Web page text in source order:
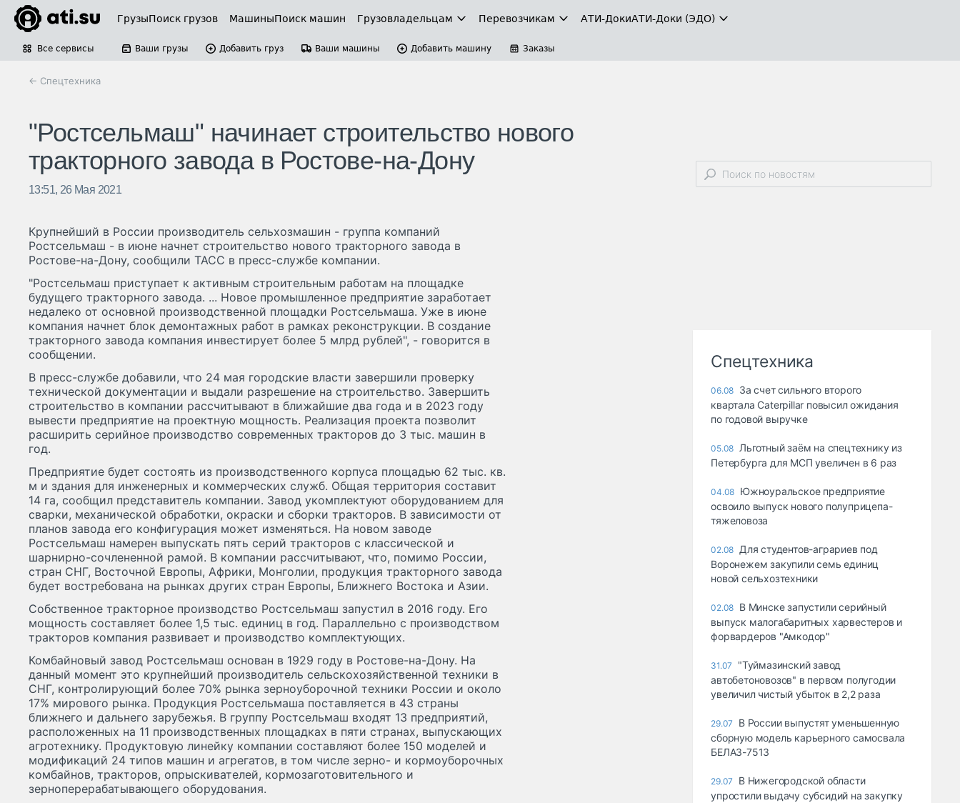
ГрузыПоиск грузов МашиныПоиск машин Грузовладельцам Перевозчикам АТИ-ДокиАТИ-Доки (ЭДО)
Все сервисы Ваши грузы Добавить груз Ваши машины Добавить машину Заказы
← Спецтехника
"Ростсельмаш" начинает строительство нового
тракторного завода в Ростове-на-Дону
13:51, 26 Мая 2021
Крупнейший в России производитель сельхозмашин - группа компаний
Ростсельмаш - в июне начнет строительство нового тракторного завода в
Ростове-на-Дону, сообщили ТАСС в пресс-службе компании.
"Ростсельмаш приступает к активным строительным работам на площадке
будущего тракторного завода. ... Новое промышленное предприятие заработает
недалеко от основной производственной площадки Ростсельмаша. Уже в июне
компания начнет блок демонтажных работ в рамках реконструкции. В создание
тракторного завода компания инвестирует более 5 млрд рублей", - говорится в
сообщении.
В пресс-службе добавили, что 24 мая городские власти завершили проверку
технической документации и выдали разрешение на строительство. Завершить
строительство в компании рассчитывают в ближайшие два года и в 2023 году
вывести предприятие на проектную мощность. Реализация проекта позволит
расширить серийное производство современных тракторов до 3 тыс. машин в
год.
Предприятие будет состоять из производственного корпуса площадью 62 тыс. кв.
м и здания для инженерных и коммерческих служб. Общая территория составит
14 га, сообщил представитель компании. Завод укомплектуют оборудованием для
сварки, механической обработки, окраски и сборки тракторов. В зависимости от
планов завода его конфигурация может изменяться. На новом заводе
Ростсельмаш намерен выпускать пять серий тракторов с классической и
шарнирно-сочлененной рамой. В компании рассчитывают, что, помимо России,
стран СНГ, Восточной Европы, Африки, Монголии, продукция тракторного завода
будет востребована на рынках других стран Европы, Ближнего Востока и Азии.
Собственное тракторное производство Ростсельмаш запустил в 2016 году. Его
мощность составляет более 1,5 тыс. единиц в год. Параллельно с производством
тракторов компания развивает и производство комплектующих.
Комбайновый завод Ростсельмаш основан в 1929 году в Ростове-на-Дону. На
данный момент это крупнейший производитель сельскохозяйственной техники в
СНГ, контролирующий более 70% рынка зерноуборочной техники России и около
17% мирового рынка. Продукция Ростсельмаша поставляется в 43 страны
ближнего и дальнего зарубежья. В группу Ростсельмаш входят 13 предприятий,
расположенных на 11 производственных площадках в пяти странах, выпускающих
агротехнику. Продуктовую линейку компании составляют более 150 моделей и
модификаций 24 типов машин и агрегатов, в том числе зерно- и кормоуборочных
комбайнов, тракторов, опрыскивателей, кормозаготовительного и
зерноперерабатывающего оборудования.
Спецтехника
06.08 За счет сильного второго
квартала Caterpillar повысил ожидания
по годовой выручке
05.08 Льготный заём на спецтехнику из
Петербурга для МСП увеличен в 6 раз
04.08 Южноуральское предприятие
освоило выпуск нового полуприцепа-
тяжеловоза
02.08 Для студентов-аграриев под
Воронежем закупили семь единиц
новой сельхозтехники
02.08 В Минске запустили серийный
выпуск малогабаритных харвестеров и
форвардеров "Амкодор"
31.07
"Туймазинский завод
автобетоновозов" в первом полугодии
увеличил чистый убыток в 2,2 раза
29.07
В России выпустят уменьшенную
сборную модель карьерного самосвала
БЕЛАЗ-7513
29.07
В Нижегородской области
упростили выдачу субсидий на закупку